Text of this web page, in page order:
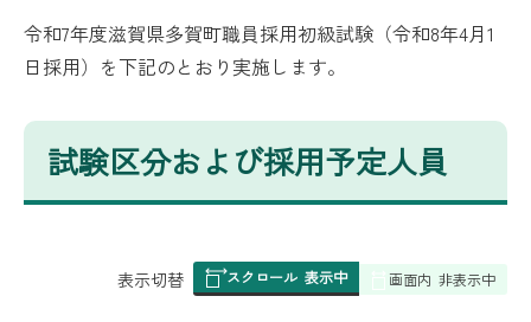
令和7年度滋賀県多賀町職員採用初級試験（令和8年4月1
日採用）を下記のとおり実施します。
試験区分および採用予定人員
表
表示切替 スクロール 表示中 画面内 非表示中